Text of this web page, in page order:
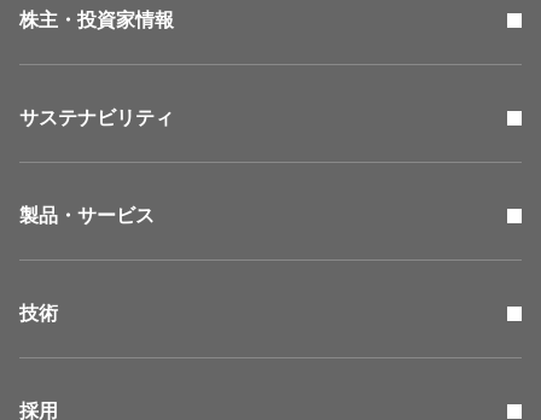
株主・投資家情報
サステナビリティ
製品・サービス
技術
採用